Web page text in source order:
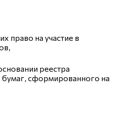
право на участие в
реестра
сформированного на